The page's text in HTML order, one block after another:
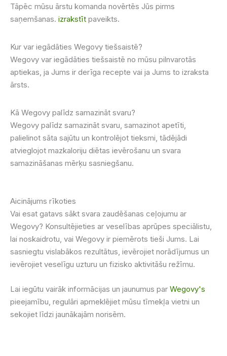
Tāpēc mūsu ārstu komanda novērtēs Jūs pirms
saņemšanas. izrakstīt paveikts.
Kur var iegādāties Wegovy tiešsaistē?
Wegovy var iegādāties tiešsaistē no mūsu pilnvarotās
aptiekas, ja Jums ir derīga recepte vai ja Jums to izraksta
ārsts.
Kā Wegovy palīdz samazināt svaru?
Wegovy palīdz samazināt svaru, samazinot apetīti,
palielinot sāta sajūtu un kontrolējot tieksmi, tādējādi
atvieglojot mazkaloriju diētas ievērošanu un svara
samazināšanas mērķu sasniegšanu.
Aicinājums rīkoties
Vai esat gatavs sākt svara zaudēšanas ceļojumu ar
Wegovy? Konsultējieties ar veselības aprūpes speciālistu,
lai noskaidrotu, vai Wegovy ir piemērots tieši Jums. Lai
sasniegtu vislabākos rezultātus, ievērojiet norādījumus un
ievērojiet veselīgu uzturu un fizisko aktivitāšu režīmu.
Lai iegūtu vairāk informācijas un jaunumus par Wegovy's
pieejamību, regulāri apmeklējiet mūsu tīmekļa vietni un
sekojiet līdzi jaunākajām norisēm.